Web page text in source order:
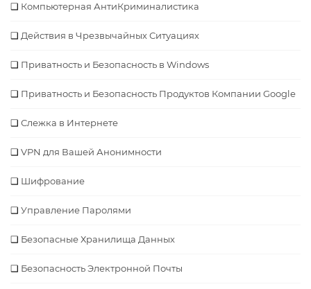
Компьютерная АнтиКриминалистика
Действия в Чрезвычайных Ситуациях
Приватность и Безопасность в Windows
Приватность и Безопасность Продуктов Компании Google
Слежка в Интернете
VPN для Вашей Анонимности
Шифрование
Управление Паролями
Безопасные Хранилища Данных
Безопасность Электронной Почты